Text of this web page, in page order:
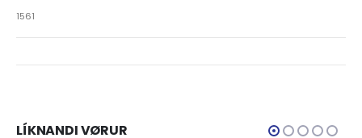
1561
LÍKNANDI VØRUR